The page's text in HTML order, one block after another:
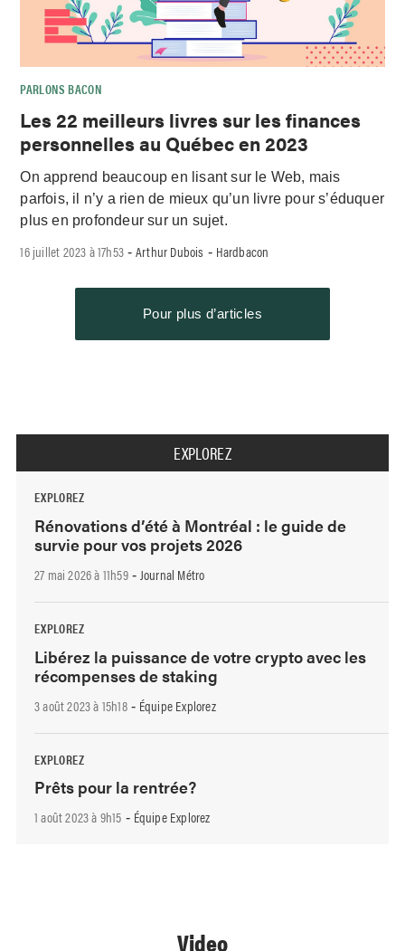
PARLONS BACON
Les 22 meilleurs livres sur les finances
personnelles au Québec en 2023
On apprend beaucoup en lisant sur le Web, mais
parfois, il n’y a rien de mieux qu’un livre pour s’éduquer
plus en profondeur sur un sujet.
16 juillet 2023 à 17h53 -Arthur Dubois - Hardbacon
Pour plus d’articles
EXPLOREZ
EXPLOREZ
Rénovations d’été à Montréal : le guide de
survie pour vos projets 2026
27 mai 2026 à 11h59- Journal Métro
EXPLOREZ
Libérez la puissance de votre crypto avec les
récompenses de staking
3 août 2023 à 15h18- Équipe Explorez
EXPLOREZ
Prêts pour la rentrée?
1 août 2023 à 9h15 - Équipe Explorez
Video